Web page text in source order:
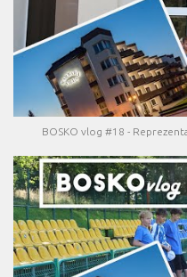
BOSKO vlog #18 -